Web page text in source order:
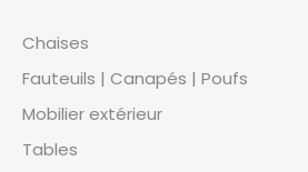
Chaises
Fauteuils | Canapés | Poufs
Mobilier extérieur
Tables